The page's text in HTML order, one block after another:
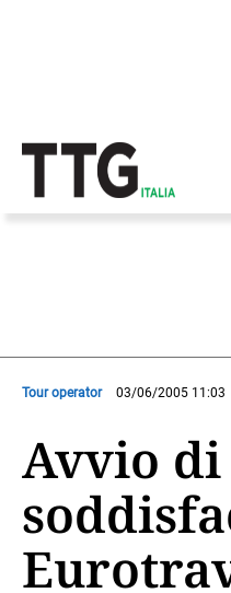
Tour operator 03/06/2005 11:03
Avvio di